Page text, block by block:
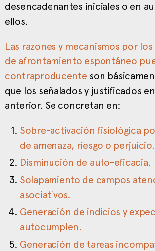
desencadenantes iniciales o en
ellos.
Las razones y mecanismos por
de afrontamiento espontáneo
contraproducente son
que los señalados y justificados
anterior. Se concretan en:
Sobre-activación fisiológica
de amenaza, riesgo o perjuicio.
Disminución de auto-eficacia.
Solapamiento de campos
asociativos.
Generación de indicios y
autocumplen.
Generación de tareas